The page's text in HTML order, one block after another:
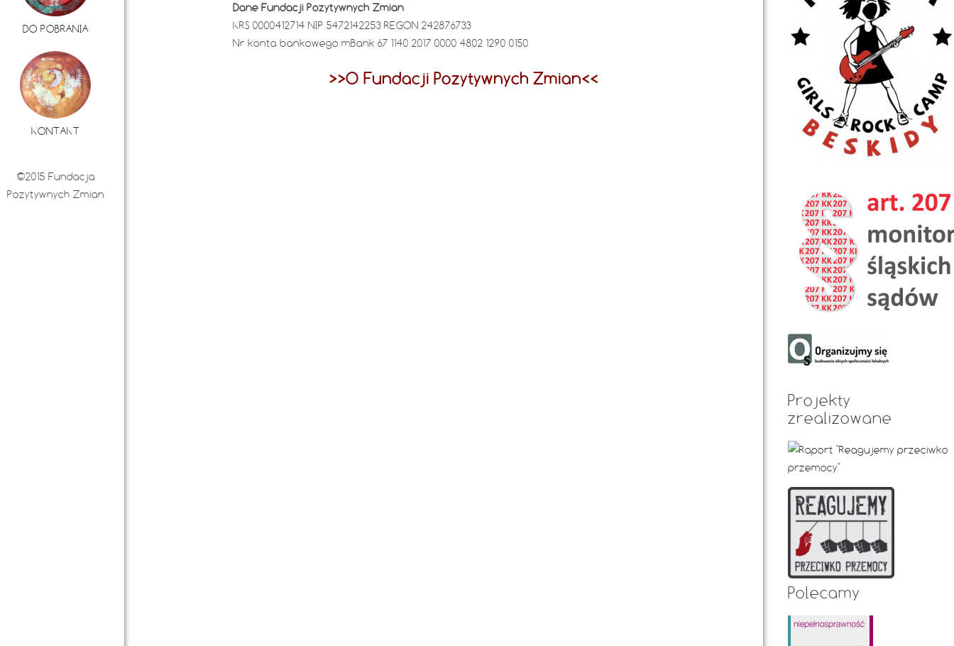
DO POBRANIA
KONTAKT
©2015 Fundacja
Pozytywnych Zmian
Dane Fundacji Pozytywnych Zmian
KRS 0000412714 NIP 5472142253 REGON 242876733
Nr konta bankowego mBank 67 1140 2017 0000 4802 1290 0150
>>O Fundacji Pozytywnych Zmian<<
Projekty
zrealizowane
Polecamy